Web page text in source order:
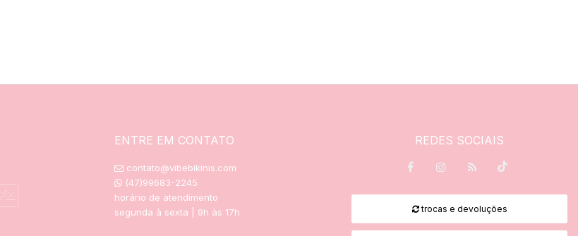
ENTRE EM CONTATO
contato@vibebikinis.com
(47)99683-2245
horário de atendimento
segunda à sexta | 9h às 17h
REDES SOCIAIS
trocas e devoluções